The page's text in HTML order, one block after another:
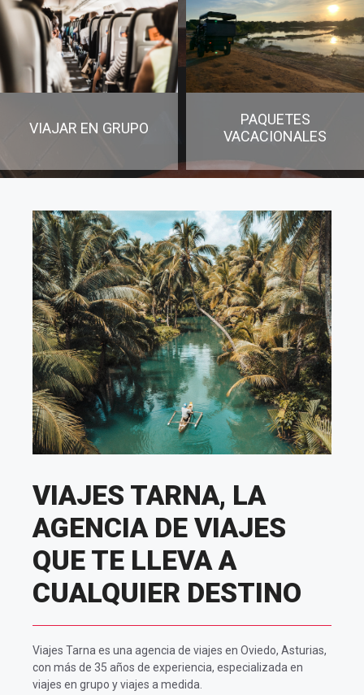
VIAJAR EN GRUPO
PAQUETES
VACACIONALES
VIAJES TARNA, LA
AGENCIA DE VIAJES
QUE TE LLEVA A
CUALQUIER DESTINO
Viajes Tarna es una agencia de viajes en Oviedo, Asturias,
con más de 35 años de experiencia, especializada en
viajes en grupo y viajes a medida.